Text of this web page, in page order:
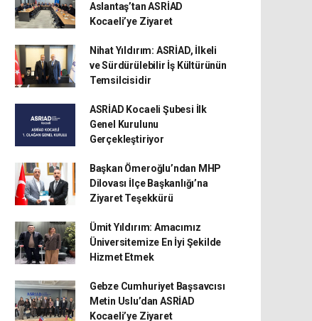
Aslantaş’tan ASRİAD
Kocaeli’ye Ziyaret
Nihat Yıldırım: ASRİAD, İlkeli
ve Sürdürülebilir İş Kültürünün
Temsilcisidir
ASRİAD Kocaeli Şubesi İlk
Genel Kurulunu
Gerçekleştiriyor
Başkan Ömeroğlu’ndan MHP
Dilovası İlçe Başkanlığı’na
Ziyaret Teşekkürü
Ümit Yıldırım: Amacımız
Üniversitemize En İyi Şekilde
Hizmet Etmek
Gebze Cumhuriyet Başsavcısı
Metin Uslu’dan ASRİAD
Kocaeli’ye Ziyaret